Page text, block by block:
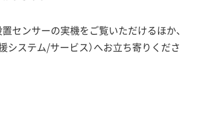
センサーの実機をご覧いただけるほか、
システム/サービス）へお立ち寄りくださ